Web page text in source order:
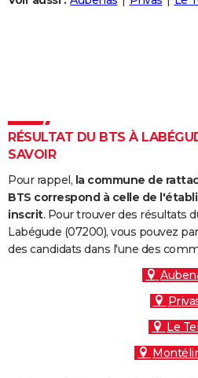
Carte de Noël
Carte Bonne année
Carte Saint-Valentin
Carte Pâques
Carte d'anniversaire
Dictionnaire
Biographies
Citations
Expressions
Proverbes
PROGRAMME TV
COPAINS D'AVANT
S'inscrire
Se connecter
Lycées
Collèges
Primaires
Universités
Entreprises
Service militaire
Avis de recherche
AVIS DE DÉCÈS
RÉSULTAT DU BTS À
SAVOIR
Pour rappel, la commune de
BTS correspond à celle de
inscrit. Pour trouver des résultats
Labégude (07200), vous pouvez
des candidats dans l'une des
Le